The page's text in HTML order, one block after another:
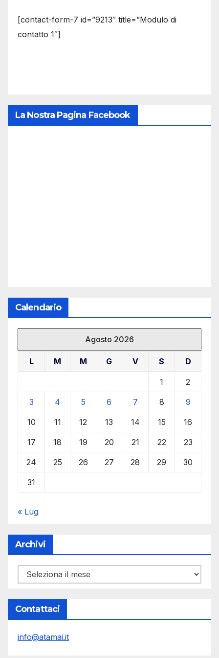
[contact-form-7 id=”9213″ title=”Modulo di
contatto 1″]
La Nostra Pagina Facebook
Calendario
Agosto 2026
L M M G V S D
1 2
3 4 5 6 7 8 9
10 11 12 13 14 15 16
17 18 19 20 21 22 23
24 25 26 27 28 29 30
31
« Lug
Archivi
Archivi
Contattaci
info@atamai.it